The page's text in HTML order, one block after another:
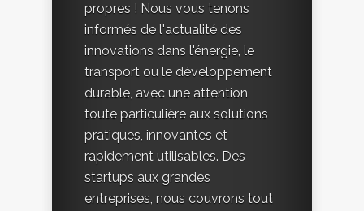
propres ! Nous vous tenons
informés de l'actualité des
innovations dans l'énergie, le
transport ou le développement
durable, avec une attention
toute particulière aux solutions
pratiques, innovantes et
rapidement utilisables. Des
startups aux grandes
entreprises, nous couvrons tout